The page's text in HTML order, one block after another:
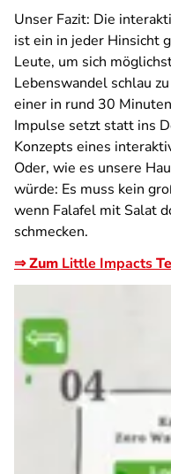
Unser Fazit: Die
ist ein in jeder Hinsicht
Leute, um sich
Lebenswandel schlau
einer in rund 30
Impulse setzt statt ins
Konzepts eines
Oder, wie es unsere
würde: Es muss kein
wenn Falafel mit Salat
schmecken.
⇒ Zum Little Impacts